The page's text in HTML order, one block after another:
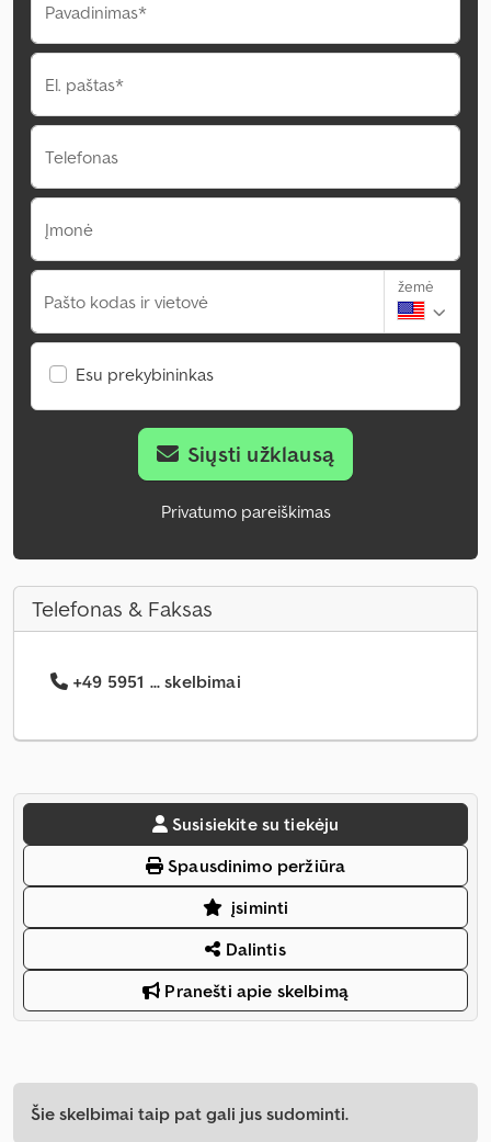
Pavadinimas*
El. paštas*
Telefonas
Įmonė
Pašto kodas ir vietovė
žemė
Esu prekybininkas
Siųsti užklausą
Privatumo pareiškimas
Telefonas & Faksas
+49 5951 ... skelbimai
Susisiekite su tiekėju
Spausdinimo peržiūra
įsiminti
Dalintis
Pranešti apie skelbimą
Šie skelbimai taip pat gali jus sudominti.